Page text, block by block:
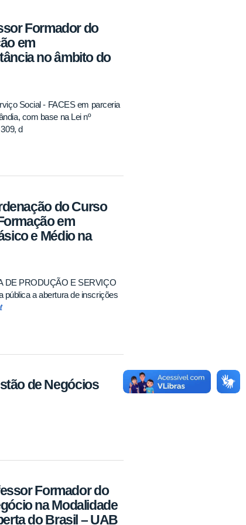
Formador do
em
no âmbito do
Social - FACES em parceria
com base na Lei nº
d
do Curso
em
e Médio na
DE PRODUÇÃO E SERVIÇO
a abertura de inscrições
de Negócios
Formador do
na Modalidade
do Brasil – UAB